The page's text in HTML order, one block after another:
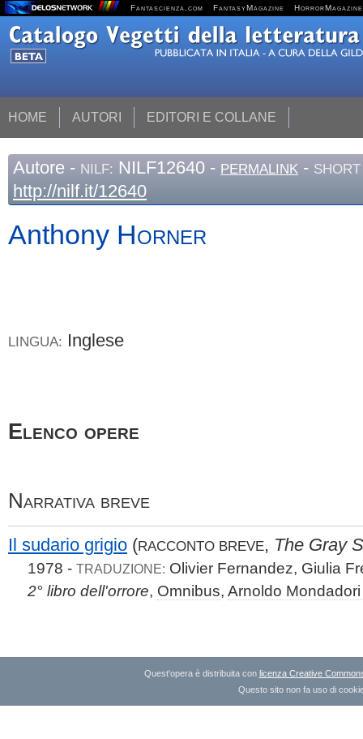
Fantascienza.com FantasyMagazine HorrorMagazine
HOME AUTORI EDITORI E COLLANE
Autore - NILF: NILF12640 - PERMALINK -
http://nilf.it/12640
Anthony Horner
LINGUA: Inglese
Elenco opere
Narrativa breve
Il sudario grigio (RACCONTO BREVE, The Gray
1978 - TRADUZIONE: Olivier Fernandez, Giulia
2° libro dell'orrore, Omnibus, Arnoldo
Quest'opera è distribuita con licenza Creative
Questo sito non fa uso di